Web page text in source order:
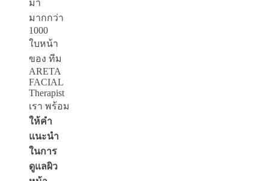
มา
มากกว่า
1000
ใบหน้า
ของ ทีม
ARETA
FACIAL
Therapist
เรา พร้อม
ให้คำ
แนะนำ
ในการ
ดูแลผิว